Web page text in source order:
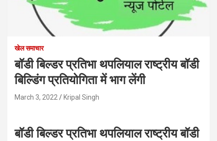
खेल समाचार
बॉडी बिल्डर प्रतिभा थपलियाल राष्ट्रीय बॉडी
बिल्डिंग प्रतियोगिता में भाग लेंगी
March 3, 2022 Kripal Singh
बॉडी बिल्डर प्रतिभा थपलियाल राष्ट्रीय बॉडी